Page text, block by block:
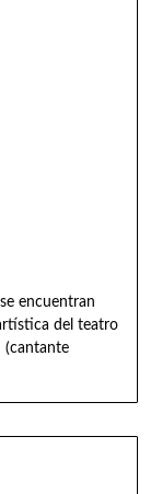
encuentran
del teatro
(cantante